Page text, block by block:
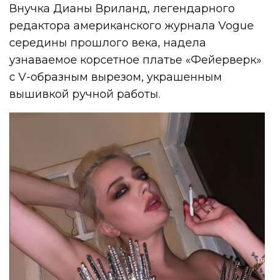
Внучка Дианы Вриланд, легендарного
редактора американского журнала Vogue
середины прошлого века, надела
узнаваемое корсетное платье «Фейерверк»
с V-образным вырезом, украшенным
вышивкой ручной работы.